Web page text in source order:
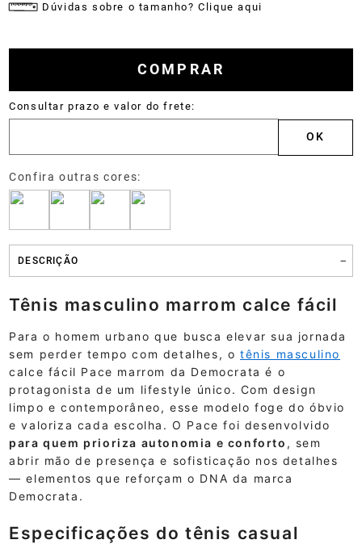
Dúvidas sobre o tamanho? Clique aqui
COMPRAR
DESCRIÇÃO
Tênis masculino marrom calce fácil
Para o homem urbano que busca elevar sua jornada
sem perder tempo com detalhes, otênis masculino
calce fácil Pace marrom da Democrata é o
protagonista de um lifestyle único. Com design
limpo e contemporâneo, esse modelo foge do óbvio
e valoriza cada escolha. O Pace foi desenvolvido
para quem prioriza autonomia e conforto , sem
abrir mão de presença e sofisticação nos detalhes
— elementos que reforçam o DNA da marca
Democrata.
Especificações do tênis casual